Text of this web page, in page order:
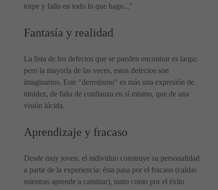
torpe y fallo en todo lo que hago..."
Fantasía y realidad
La lista de los defectos que se pueden encontrar es larga;
pero la mayoría de las veces, estos defectos son
imaginarios. Este "derrotismo" es más una expresión de
timidez, de falta de confianza en sí mismo, que de una
visión lúcida.
Aprendizaje y fracaso
Desde muy joven, el individuo construye su personalidad
a partir de la experiencia: ésta pasa por el fracaso (caídas
mientras aprende a caminar), tanto como por el éxito